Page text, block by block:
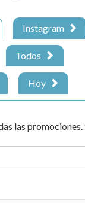
Instagram
Todos
Hoy
las promociones.